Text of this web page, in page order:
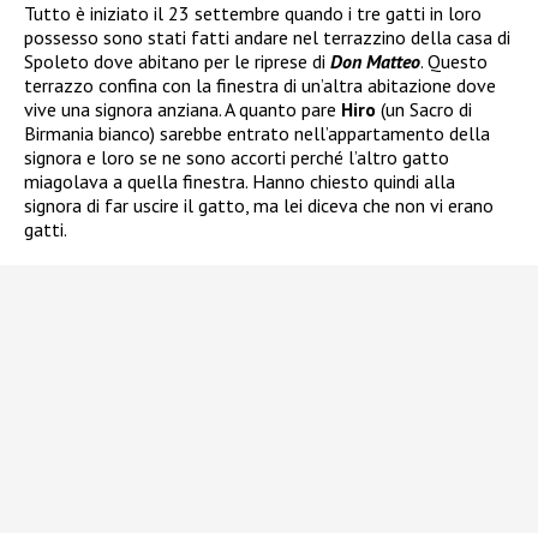
Tutto è iniziato il 23 settembre quando i tre gatti in loro
possesso sono stati fatti andare nel terrazzino della casa di
Spoleto dove abitano per le riprese di Don Matteo. Questo
terrazzo confina con la finestra di un’altra abitazione dove
vive una signora anziana. A quanto pare Hiro (un Sacro di
Birmania bianco) sarebbe entrato nell’appartamento della
signora e loro se ne sono accorti perché l’altro gatto
miagolava a quella finestra. Hanno chiesto quindi alla
signora di far uscire il gatto, ma lei diceva che non vi erano
gatti.